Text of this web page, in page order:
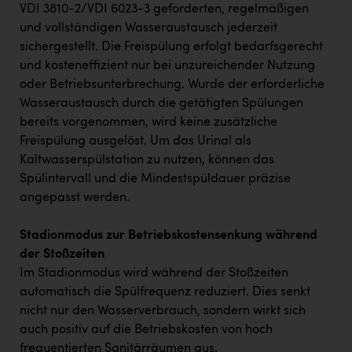
VDI 3810-2/VDI 6023-3 geforderten, regelmäßigen
und vollständigen Wasseraustausch jederzeit
sichergestellt. Die Freispülung erfolgt bedarfsgerecht
und kosteneffizient nur bei unzureichender Nutzung
oder Betriebsunterbrechung. Wurde der erforderliche
Wasseraustausch durch die getätigten Spülungen
bereits vorgenommen, wird keine zusätzliche
Freispülung ausgelöst. Um das Urinal als
Kaltwasserspülstation zu nutzen, können das
Spülintervall und die Mindestspüldauer präzise
angepasst werden.
Stadionmodus zur Betriebskostensenkung während
der Stoßzeiten
Im Stadionmodus wird während der Stoßzeiten
automatisch die Spülfrequenz reduziert. Dies senkt
nicht nur den Wasserverbrauch, sondern wirkt sich
auch positiv auf die Betriebskosten von hoch
frequentierten Sanitärräumen aus.